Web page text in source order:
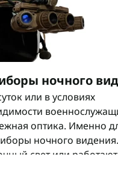
ночного
или в условиях
оптика. Именно
ночного
свет или